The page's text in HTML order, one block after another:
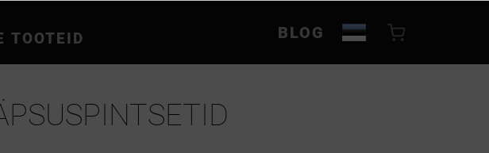
TOOTEID BLOG